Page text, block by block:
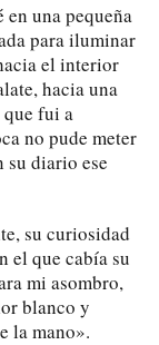
una pequeña
para iluminar
el interior
hacia una
que fui a
no pude meter
su diario ese
su curiosidad
el que cabía su
mi asombro,
blanco y
la mano».